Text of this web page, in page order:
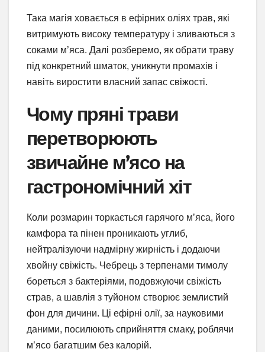
Така магія ховається в ефірних оліях трав, які
витримують високу температуру і зливаються з
соками м’яса. Далі розберемо, як обрати траву
під конкретний шматок, уникнути промахів і
навіть виростити власний запас свіжості.
Чому пряні трави
перетворюють
звичайне м’ясо на
гастрономічний хіт
Коли розмарин торкається гарячого м’яса, його
камфора та пінен проникають углиб,
нейтралізуючи надмірну жирність і додаючи
хвойну свіжість. Чебрець з терпенами тимолу
бореться з бактеріями, подовжуючи свіжість
страв, а шавлія з туйоном створює землистий
фон для дичини. Ці ефірні олії, за науковими
даними, посилюють сприйняття смаку, роблячи
м’ясо багатшим без калорій.